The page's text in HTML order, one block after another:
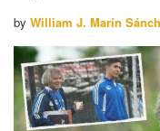
by William J. Marín